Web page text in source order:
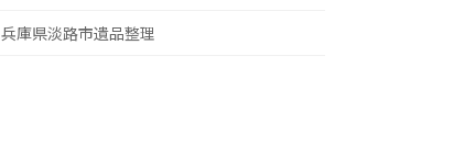
兵庫県淡路市遺品整理